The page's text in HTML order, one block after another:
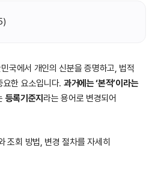
)
국에서 개인의 신분을 증명하고, 법적
요한 요소입니다. 과거에는 ‘본적’이라는
등록기준지 라는 용어로 변경되어
조회 방법, 변경 절차를 자세히